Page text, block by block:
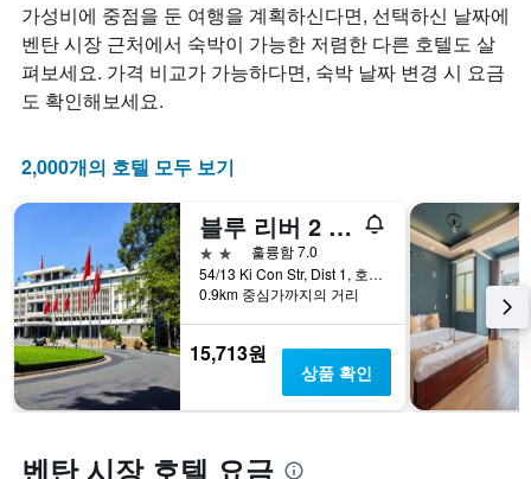
​가성비에 중점을 둔 여행을 계획하신다면, 선택하신 날짜에
벤탄 시장 근처에서 숙박이 가능한 저렴한 다른 호텔도 살
펴보세요. 가격 비교가 가능하다면, 숙박 날짜 변경 시 요금
도 확인해보세요.
2,000개의 호텔 모두 보기
블루 리버 2 호텔
2성급
훌륭함 7.0
54/13 Ki Con Str, Dist 1, 호치민, 베트남
0.9km 중심가까지의 거리
15,713원
상품 확인
벤탄 시장 호텔 요금